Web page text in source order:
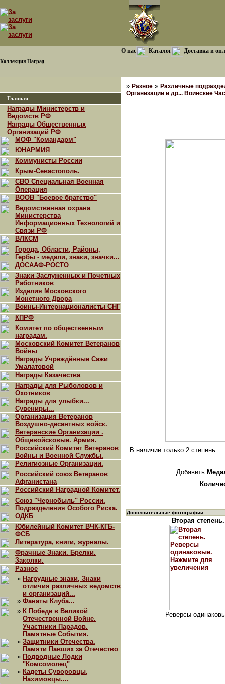
Коллекция Наград
О нас Каталог Доставка и
Главная
Награды Министерств и
Ведомств РФ
Награды Общественных
Организаций РФ
МОФ "Командарм"
ЮНАРМИЯ
Коммунисты России
Крым-Севастополь.
СВО Специальная Военная
Операция
ВООВ "Боевое братство"
Ведомственная охрана
Министерства
Информационных Технологий и
Связи РФ
ВЛКСМ
Города, Области, Районы,
Гербы - медали, знаки, значки...
ДОСААФ-РОСТО
Знаки Заслуженных и Почетных
Работников
Изделия Московского
Монетного Двора
Воины-Интернационалисты СНГ
КПРФ
Комитет по общественным
наградам.
Московский Комитет Ветеранов
Войны
Награды Учреждённые Сажи
Умалатовой
Награды Казачества
Награды для Рыболовов и
Охотников
Награды для улыбки...
Сувениры...
Организация Ветеранов
Воздушно-десантных войск.
Ветеранские Организации .
Общевойсковые. Армия.
Российский Комитет Ветеранов
Войны и Военной Службы.
Религиозные Организации.
Российский союз Ветеранов
Афганистана
Российский Наградной Комитет.
Союз "Чернобыль" России.
Подразделения Особого Риска.
ОДКБ
Юбилейный Комитет ВЧК-КГБ-
ФСБ
Литература, книги, журналы.
Фрачные Знаки. Брелки.
Заколки.
Разное
» Нагрудные знаки, Знаки
отличия различных ведомств
и организаций...
» Фанаты Клуба...
» К Победе в Великой
Отечественной Войне.
Участники Парадов.
Памятные События.
» Защитники Отечества.
Памяти Павших за Отечество
» Подводные Лодки
"Комсомолец"
» Кадеты Суворовцы,
Нахимовцы....
» Разное » Различные
Организации и др... Воинские
В наличии только 2 степень.
Добавить
Дополнительные фотографии
Вторая степень.
Реверсы